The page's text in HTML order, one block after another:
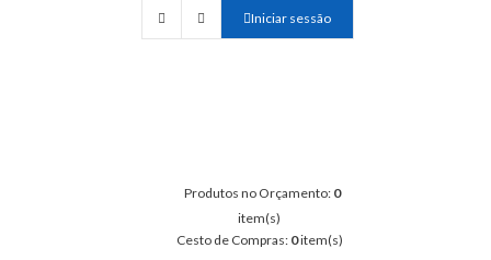
Iniciar sessão
Produtos no Orçamento: 0
item(s)
Cesto de Compras: 0item(s)